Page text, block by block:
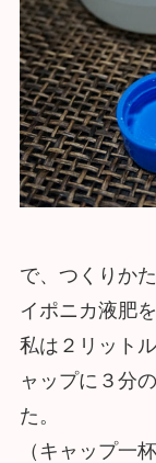
で、つくりか
イポニカ液肥
私は２リット
ャップに３分
た。
（キャップ一